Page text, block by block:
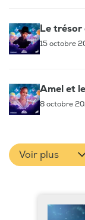
Le trésor
15 octobre
Amel et
8 octobre
Voir plus